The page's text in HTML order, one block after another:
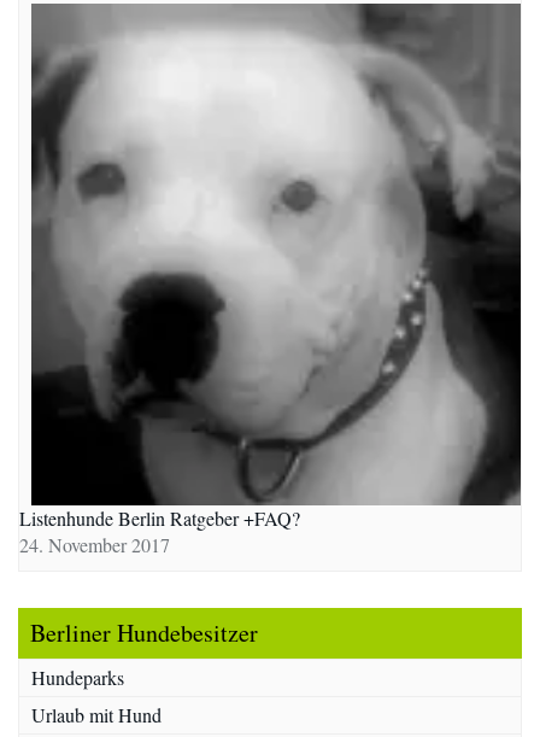
Listenhunde Berlin Ratgeber +FAQ?
24. November 2017
Berliner Hundebesitzer
Hundeparks
Urlaub mit Hund